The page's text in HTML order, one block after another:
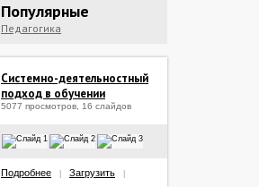
Популярные
Педагогика
Системно-деятельностный
подход в обучении
5077 просмотров, 16 слайдов
Подробнее Загрузить